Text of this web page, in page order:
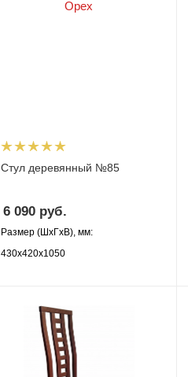
Стул деревянный №85
6 090руб.
Размер (ШхГхВ), мм:
430х420х1050